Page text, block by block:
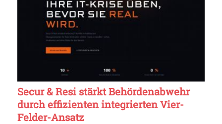
Secur & Resi stärkt Behördenabwehr
durch effizienten integrierten Vier-
Felder-Ansatz